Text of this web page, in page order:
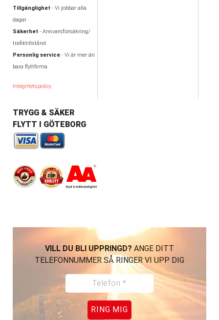
Tillgänglighet - Vi jobbar alla
dagar
Säkerhet - Ansvarsförsäkring/
trafiktillstånd
Personlig service- Vi är mer än
bara flyttfirma
Integritetspolicy
TRYGG & SÄKER
FLYTT I GÖTEBORG
VILL DU BLI UPPRINGD? ANGE DITT
TELEFONNUMMER SÅ RINGER VI UPP DIG
RING MIG